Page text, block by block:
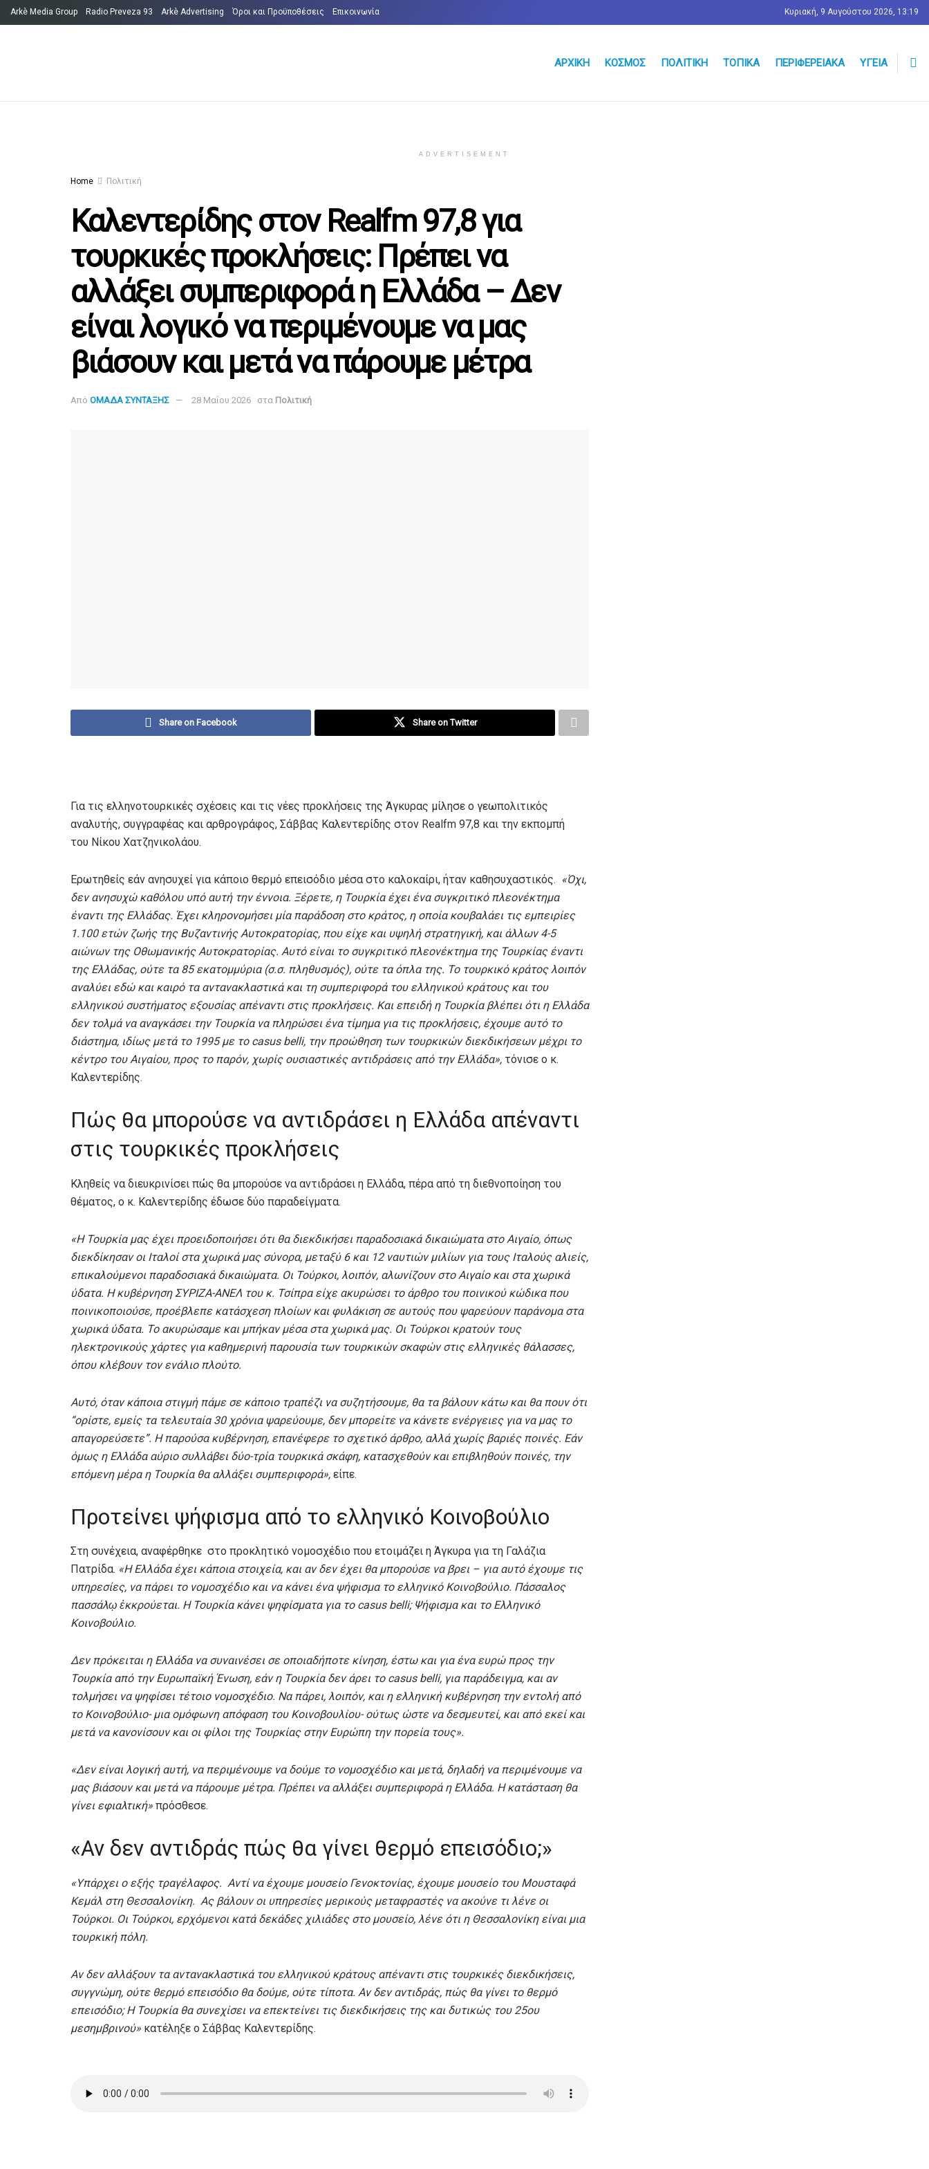
Arkè Media Group Radio Preveza 93 Arkè Advertising Όροι και Προϋποθέσεις Επικοινωνία Κυριακή, 9 Αυγούστου 2026, 13:19
ΑΡΧΙΚΉ ΚΌΣΜΟΣ ΠΟΛΙΤΙΚΉ ΤΟΠΙΚΆ ΠΕΡΙΦΕΡΕΙΑΚΆ ΥΓΕΊΑ
ADVERTISEMENT
Home Πολιτική
Καλεντερίδης στον Realfm 97,8 για
τουρκικές προκλήσεις: Πρέπει να
αλλάξει συμπεριφορά η Ελλάδα – Δεν
είναι λογικό να περιμένουμε να μας
βιάσουν και μετά να πάρουμε μέτρα
Από ΟΜΑΔΑ ΣΥΝΤΑΞΗΣ 28 Μαΐου 2026 στα Πολιτική
Share on Facebook Share on Twitter
Για τις ελληνοτουρκικές σχέσεις και τις νέες προκλήσεις της Άγκυρας μίλησε ο γεωπολιτικός
αναλυτής, συγγραφέας και αρθρογράφος, Σάββας Καλεντερίδης στον Realfm 97,8 και την εκπομπή
του Νίκου Χατζηνικολάου.
Ερωτηθείς εάν ανησυχεί για κάποιο θερμό επεισόδιο μέσα στο καλοκαίρι, ήταν καθησυχαστικός. «Όχι,
δεν ανησυχώ καθόλου υπό αυτή την έννοια. Ξέρετε, η Τουρκία έχει ένα συγκριτικό πλεονέκτημα
έναντι της Ελλάδας. Έχει κληρονομήσει μία παράδοση στο κράτος, η οποία κουβαλάει τις εμπειρίες
1.100 ετών ζωής της Βυζαντινής Αυτοκρατορίας, που είχε και υψηλή στρατηγική, και άλλων 4-5
αιώνων της Οθωμανικής Αυτοκρατορίας. Αυτό είναι το συγκριτικό πλεονέκτημα της Τουρκίας έναντι
της Ελλάδας, ούτε τα 85 εκατομμύρια (σ.σ. πληθυσμός), ούτε τα όπλα της. Το τουρκικό κράτος λοιπόν
αναλύει εδώ και καιρό τα αντανακλαστικά και τη συμπεριφορά του ελληνικού κράτους και του
ελληνικού συστήματος εξουσίας απέναντι στις προκλήσεις. Και επειδή η Τουρκία βλέπει ότι η Ελλάδα
δεν τολμά να αναγκάσει την Τουρκία να πληρώσει ένα τίμημα για τις προκλήσεις, έχουμε αυτό το
διάστημα, ιδίως μετά το 1995 με το casus belli, την προώθηση των τουρκικών διεκδικήσεων μέχρι το
κέντρο του Αιγαίου, προς το παρόν, χωρίς ουσιαστικές αντιδράσεις από την Ελλάδα», τόνισε ο κ.
Καλεντερίδης.
Πώς θα μπορούσε να αντιδράσει η Ελλάδα απέναντι
στις τουρκικές προκλήσεις
Κληθείς να διευκρινίσει πώς θα μπορούσε να αντιδράσει η Ελλάδα, πέρα από τη διεθνοποίηση του
θέματος, ο κ. Καλεντερίδης έδωσε δύο παραδείγματα.
«Η Τουρκία μας έχει προειδοποιήσει ότι θα διεκδικήσει παραδοσιακά δικαιώματα στο Αιγαίο, όπως
διεκδίκησαν οι Ιταλοί στα χωρικά μας σύνορα, μεταξύ 6 και 12 ναυτιών μιλίων για τους Ιταλούς αλιείς,
επικαλούμενοι παραδοσιακά δικαιώματα. Οι Τούρκοι, λοιπόν, αλωνίζουν στο Αιγαίο και στα χωρικά
ύδατα. Η κυβέρνηση ΣΥΡΙΖΑ-ΑΝΕΛ του κ. Τσίπρα είχε ακυρώσει το άρθρο του ποινικού κώδικα που
ποινικοποιούσε, προέβλεπε κατάσχεση πλοίων και φυλάκιση σε αυτούς που ψαρεύουν παράνομα στα
χωρικά ύδατα. Το ακυρώσαμε και μπήκαν μέσα στα χωρικά μας. Οι Τούρκοι κρατούν τους
ηλεκτρονικούς χάρτες για καθημερινή παρουσία των τουρκικών σκαφών στις ελληνικές θάλασσες,
όπου κλέβουν τον ενάλιο πλούτο.
Αυτό, όταν κάποια στιγμή πάμε σε κάποιο τραπέζι να συζητήσουμε, θα τα βάλουν κάτω και θα πουν ότι
“ορίστε, εμείς τα τελευταία 30 χρόνια ψαρεύουμε, δεν μπορείτε να κάνετε ενέργειες για να μας το
απαγορεύσετε”. Η παρούσα κυβέρνηση, επανέφερε το σχετικό άρθρο, αλλά χωρίς βαριές ποινές. Εάν
όμως η Ελλάδα αύριο συλλάβει δύο-τρία τουρκικά σκάφη, κατασχεθούν και επιβληθούν ποινές, την
επόμενη μέρα η Τουρκία θα αλλάξει συμπεριφορά», είπε.
Προτείνει ψήφισμα από το ελληνικό Κοινοβούλιο
Στη συνέχεια, αναφέρθηκε στο προκλητικό νομοσχέδιο που ετοιμάζει η Άγκυρα για τη Γαλάζια
Πατρίδα. «Η Ελλάδα έχει κάποια στοιχεία, και αν δεν έχει θα μπορούσε να βρει – για αυτό έχουμε τις
υπηρεσίες, να πάρει το νομοσχέδιο και να κάνει ένα ψήφισμα το ελληνικό Κοινοβούλιο. Πάσσαλος
πασσάλῳ ἐκκρούεται. Η Τουρκία κάνει ψηφίσματα για το casus belli; Ψήφισμα και το Ελληνικό
Κοινοβούλιο.
Δεν πρόκειται η Ελλάδα να συναινέσει σε οποιαδήποτε κίνηση, έστω και για ένα ευρώ προς την
Τουρκία από την Ευρωπαϊκή Ένωση, εάν η Τουρκία δεν άρει το casus belli, για παράδειγμα, και αν
τολμήσει να ψηφίσει τέτοιο νομοσχέδιο. Να πάρει, λοιπόν, και η ελληνική κυβέρνηση την εντολή από
το Κοινοβούλιο- μια ομόφωνη απόφαση του Κοινοβουλίου- ούτως ώστε να δεσμευτεί, και από εκεί και
μετά να κανονίσουν και οι φίλοι της Τουρκίας στην Ευρώπη την πορεία τους».
«Δεν είναι λογική αυτή, να περιμένουμε να δούμε το νομοσχέδιο και μετά, δηλαδή να περιμένουμε να
μας βιάσουν και μετά να πάρουμε μέτρα. Πρέπει να αλλάξει συμπεριφορά η Ελλάδα. Η κατάσταση θα
γίνει εφιαλτική» πρόσθεσε.
«Αν δεν αντιδράς πώς θα γίνει θερμό επεισόδιο;»
«Υπάρχει ο εξής τραγέλαφος. Αντί να έχουμε μουσείο Γενοκτονίας, έχουμε μουσείο του Μουσταφά
Κεμάλ στη Θεσσαλονίκη. Ας βάλουν οι υπηρεσίες μερικούς μεταφραστές να ακούνε τι λένε οι
Τούρκοι. Οι Τούρκοι, ερχόμενοι κατά δεκάδες χιλιάδες στο μουσείο, λένε ότι η Θεσσαλονίκη είναι μια
τουρκική πόλη.
Αν δεν αλλάξουν τα αντανακλαστικά του ελληνικού κράτους απέναντι στις τουρκικές διεκδικήσεις,
συγγνώμη, ούτε θερμό επεισόδιο θα δούμε, ούτε τίποτα. Αν δεν αντιδράς, πώς θα γίνει το θερμό
επεισόδιο; Η Τουρκία θα συνεχίσει να επεκτείνει τις διεκδικήσεις της και δυτικώς του 25ου
μεσημβρινού» κατέληξε ο Σάββας Καλεντερίδης.